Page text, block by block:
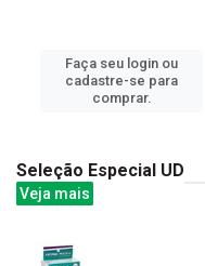
Faça seu login ou
cadastre-se para
comprar.
Seleção Especial UD
Veja mais